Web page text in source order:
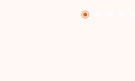
mobilidade para outras